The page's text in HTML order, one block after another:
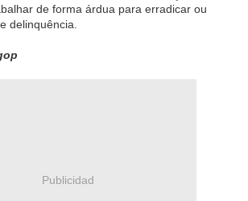
de forma árdua para erradicar ou
delinquência.
Publicidad